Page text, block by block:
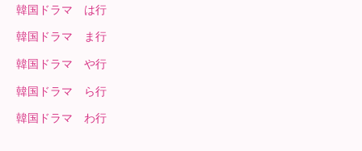
韓国ドラマ は行
韓国ドラマ ま行
韓国ドラマ や行
韓国ドラマ ら行
韓国ドラマ わ行